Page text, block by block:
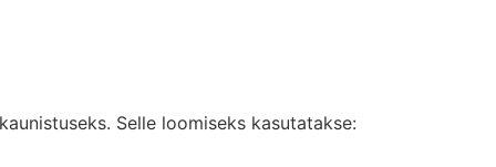
Selle loomiseks kasutatakse: